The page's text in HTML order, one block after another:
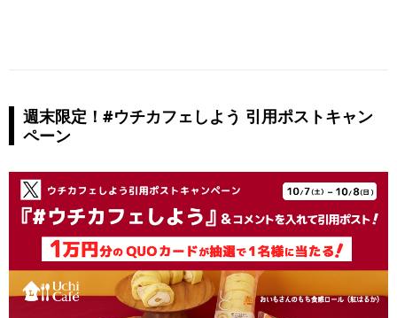
週末限定！#ウチカフェしよう 引用ポストキャン
ペーン